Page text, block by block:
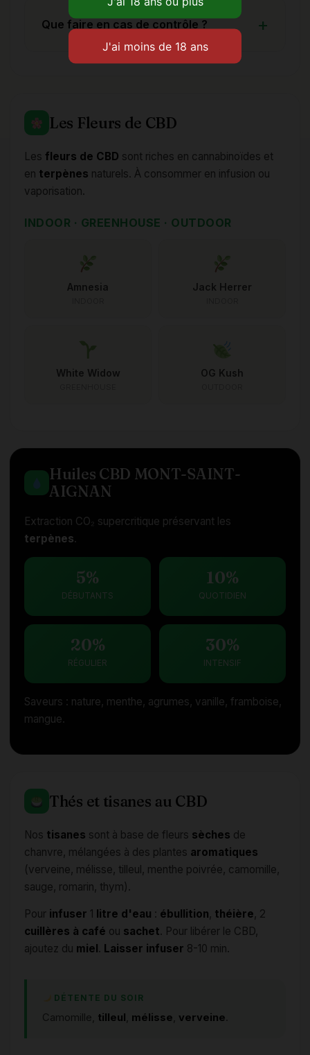
Que faire en cas de contrôle ?
Les Fleurs de CBD
Les fleurs de CBD sont riches en cannabinoïdes et
en terpènes naturels. À consommer en infusion ou
vaporisation.
INDOOR · GREENHOUSE · OUTDOOR
Amnesia Jack Herrer
White Widow OG Kush
Huiles CBD MONT-SAINT-
AIGNAN
Extraction CO₂ supercritique préservant les
terpènes.
5%
DÉBUTANTS
10%
QUOTIDIEN
20%
RÉGULIER
30%
INTENSIF
Saveurs : nature, menthe, agrumes, vanille, framboise,
mangue.
Thés et tisanes au CBD
Nos tisanes sont à base de fleurs sèches de
chanvre, mélangées à des plantes aromatiques
(verveine, mélisse, tilleul, menthe poivrée, camomille,
sauge, romarin, thym).
Pour infuser 1 litre d'eau : ébullition, théière, 2
cuillères à café ou sachet. Pour libérer le CBD,
ajoutez du miel . Laisser infuser 8-10 min.
DÉTENTE DU SOIR
Camomille, tilleul, mélisse, verveine